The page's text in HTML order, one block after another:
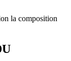
la composition